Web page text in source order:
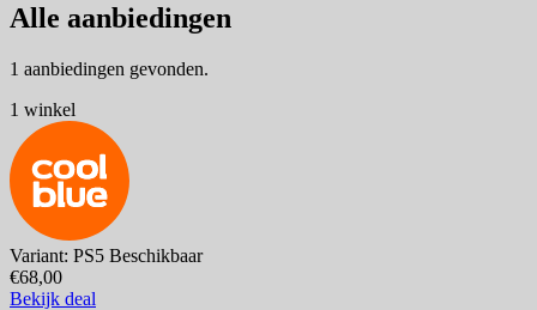
Alle aanbiedingen
1 aanbiedingen gevonden.
1 winkel
Variant: PS5 Beschikbaar
€68,00
Bekijk deal